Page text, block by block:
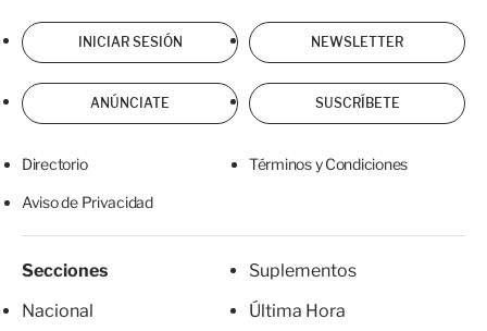
INICIAR SESIÓN NEWSLETTER
ANÚNCIATE SUSCRÍBETE
Directorio Términos y Condiciones
Aviso de Privacidad
Secciones
Nacional
Suplementos
Última Hora